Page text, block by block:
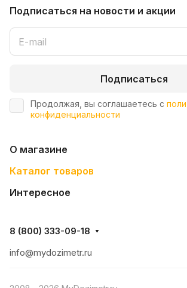
Подписаться на новости и акции
Подписаться
Продолжая, вы соглашаетесь с
конфиденциальности
О магазине
Каталог товаров
Интересное
8 (800) 333-09-18
info@mydozimetr.ru